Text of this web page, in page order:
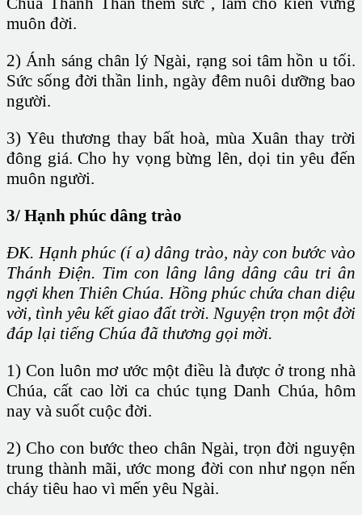
muôn đời.
2) Ánh sáng chân lý Ngài, rạng soi tâm hồn u tối.
Sức sống đời thần linh, ngày đêm nuôi dưỡng bao
người.
3) Yêu thương thay bất hoà, mùa Xuân thay trời
đông giá. Cho hy vọng bừng lên, dọi tin yêu đến
muôn người.
3/ Hạnh phúc dâng trào
ĐK. Hạnh phúc (í a) dâng trào, này con bước vào
Thánh Điện. Tim con lâng lâng dâng câu tri ân
ngợi khen Thiên Chúa. Hồng phúc chứa chan diệu
vời, tình yêu kết giao đất trời. Nguyện trọn một đời
đáp lại tiếng Chúa đã thương gọi mời.
1) Con luôn mơ ước một điều là được ở trong nhà
Chúa, cất cao lời ca chúc tụng Danh Chúa, hôm
nay và suốt cuộc đời.
2) Cho con bước theo chân Ngài, trọn đời nguyện
trung thành mãi, ước mong đời con như ngọn nến
cháy tiêu hao vì mến yêu Ngài.